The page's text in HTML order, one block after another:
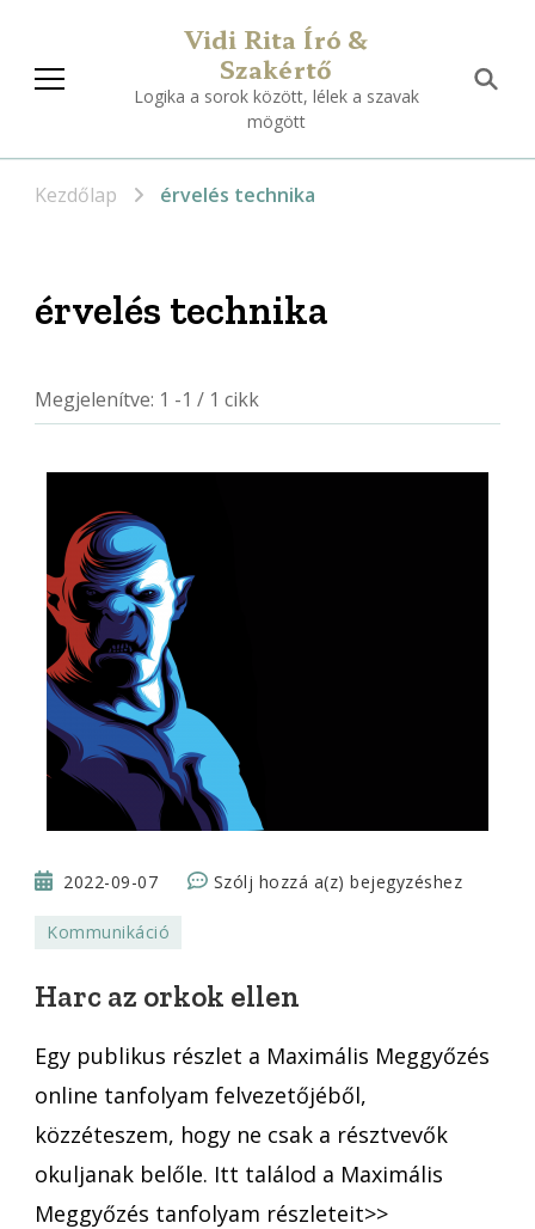
Vidi Rita Író &
Szakértő
Logika a sorok között, lélek a szavak
mögött
Kezdőlap érvelés technika
érvelés technika
Megjelenítve: 1 -1 / 1 cikk
2022-09-07 Szólj hozzá a(z)Harc
bejegyzéshez
Kommunikáció
Harc az orkok ellen
Egy publikus részlet a Maximális Meggyőzés
online tanfolyam felvezetőjéből,
közzéteszem, hogy ne csak a résztvevők
okuljanak belőle. Itt találod a Maximális
Meggyőzés tanfolyam részleteit>>